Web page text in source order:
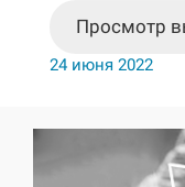
Просмотр
24 июня 2022